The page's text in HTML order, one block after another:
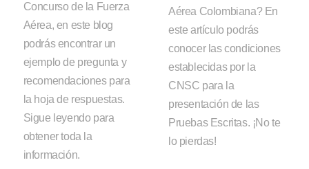
Concurso de la Fuerza
Aérea, en este blog
podrás encontrar un
ejemplo de pregunta y
recomendaciones para
la hoja de respuestas.
Sigue leyendo para
obtener toda la
información.
Aérea Colombiana? En
este artículo podrás
conocer las condiciones
establecidas por la
CNSC para la
presentación de las
Pruebas Escritas. ¡No te
lo pierdas!